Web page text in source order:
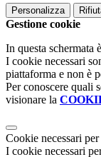
Personalizza
Gestione cookie
In questa schermata
I cookie necessari
piattaforma e non è
Per conoscere quali
visionare la
Cookie necessari
I cookie necessari